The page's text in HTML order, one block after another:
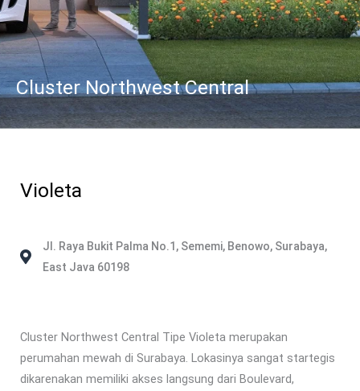
Cluster Northwest Central
Violeta
Jl. Raya Bukit Palma No.1, Sememi, Benowo, Surabaya,
East Java 60198
Cluster Northwest Central Tipe Violeta merupakan
perumahan mewah di Surabaya. Lokasinya sangat startegis
dikarenakan memiliki akses langsung dari Boulevard,